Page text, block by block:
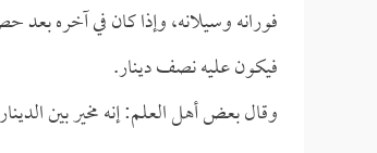
فورانه وسيلانه، وإذا كان في آخره
فيكون عليه نصف دينار.
وقال بعض أهل العلم: إنه مخير بين